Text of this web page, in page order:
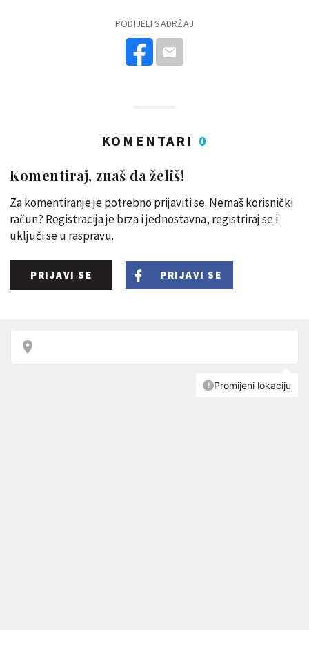
PODIJELI SADRŽAJ
KOMENTARI 0
Komentiraj, znaš da želiš!
Za komentiranje je potrebno prijaviti se. Nemaš korisnički
račun? Registracija je brza i jednostavna, registriraj se i
uključi se u raspravu.
PRIJAVI SE PRIJAVI SE